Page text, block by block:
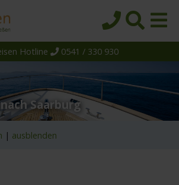
Hotline 0541 / 330 930
Saarburg
| ausblenden